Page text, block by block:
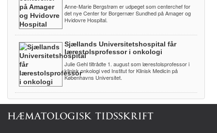
Anne-Marie Bergstrøm er udpeget som centerchef for
det nye Center for Borgernær Sundhed på Amager og
Hvidovre Hospital.
Sjællands Universitetshospital får
lærestolsprofessor i onkologi
Julie Gehl tiltrådte 1. august som lærestolsprofessor i
klinisk onkologi ved Institut for Klinisk Medicin på
Københavns Universitet.